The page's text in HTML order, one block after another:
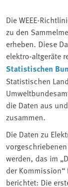
Die WEEE-
zu den
erheben. Diese
elektro-altgeräte
Statistischen
Statistischen
die Daten aus
zusammen.
Die Daten zu
werden, das im
der Kommission“
berichtet: Die